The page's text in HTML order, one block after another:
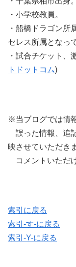
・小学校教員。
・船橋ドラゴン所
セレス所属となっ
・試合チケット、
トドットコム)
※当ブログでは情
誤った情報、追
映させていただき
コメントいただ
索引に戻る
索引-す-に戻る
索引-Y-に戻る